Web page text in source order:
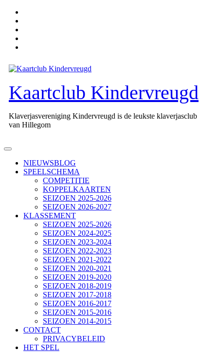
naar
inhoud
Kaartclub Kindervreugd
Klaverjasvereniging Kindervreugd is de leukste klaverjasclub
van Hillegom
Open
NIEUWSBLOG
SPEELSCHEMA
COMPETITIE
KOPPELKAARTEN
SEIZOEN 2025-2026
SEIZOEN 2026-2027
KLASSEMENT
SEIZOEN 2025-2026
SEIZOEN 2024-2025
SEIZOEN 2023-2024
SEIZOEN 2022-2023
SEIZOEN 2021-2022
SEIZOEN 2020-2021
SEIZOEN 2019-2020
SEIZOEN 2018-2019
SEIZOEN 2017-2018
SEIZOEN 2016-2017
SEIZOEN 2015-2016
SEIZOEN 2014-2015
CONTACT
PRIVACYBELEID
HET SPEL